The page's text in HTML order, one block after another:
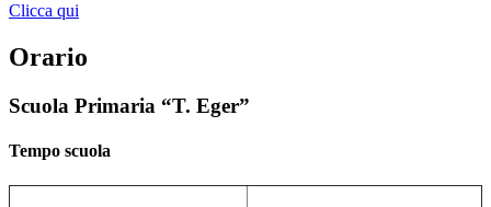
Clicca qui
Orario
Scuola Primaria “T. Eger”
Tempo scuola